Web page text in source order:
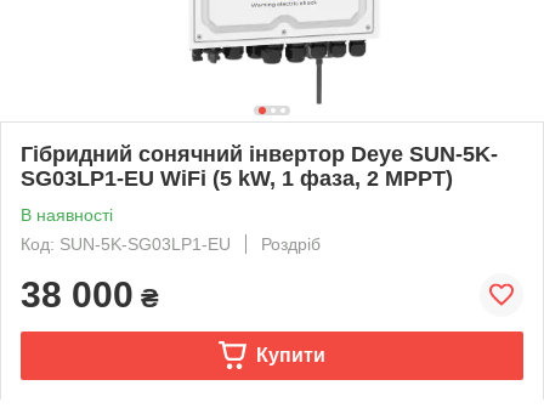
Гібридний сонячний інвертор Deye SUN-5K-
SG03LP1-EU WiFi (5 kW, 1 фаза, 2 MPPT)
В наявності
Код: SUN-5K-SG03LP1-EU
Роздріб
38 000 ₴
Купити